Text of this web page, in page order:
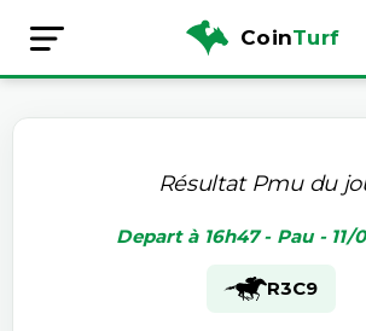
CoinTurf
Résultat Pmu du
Depart à 16h47 - Pau - 11/
R3C9